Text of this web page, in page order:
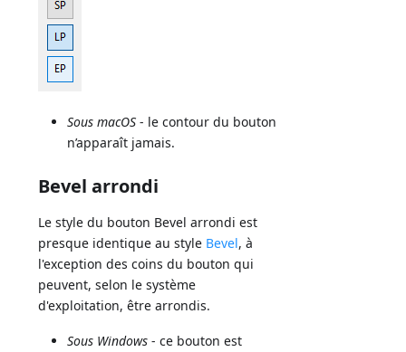
Sous macOS - le contour du bouton
n’apparaît jamais.
Bevel arrondi
Le style du bouton Bevel arrondi est
presque identique au style Bevel, à
l'exception des coins du bouton qui
peuvent, selon le système
d'exploitation, être arrondis.
Sous Windows - ce bouton est